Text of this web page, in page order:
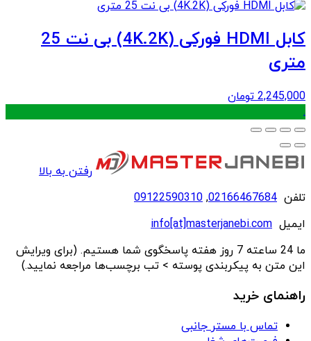
کابل HDMI فورکی (4K.2K) بی نت 25
متری
2,245,000 تومان
.
رفتن به بالا
تلفن 02166467684
,
09122590310
ایمیل info[at]masterjanebi.com
ما 24 ساعته 7 روز هفته پاسخگوی شما هستیم. (برای ویرایش
این متن به پیکربندی پوسته > تب برچسب‌ها مراجعه نمایید.)
راهنمای خرید
تماس با مستر جانبی